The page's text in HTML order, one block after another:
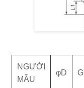
NGƯỜI
MẪU
φD G